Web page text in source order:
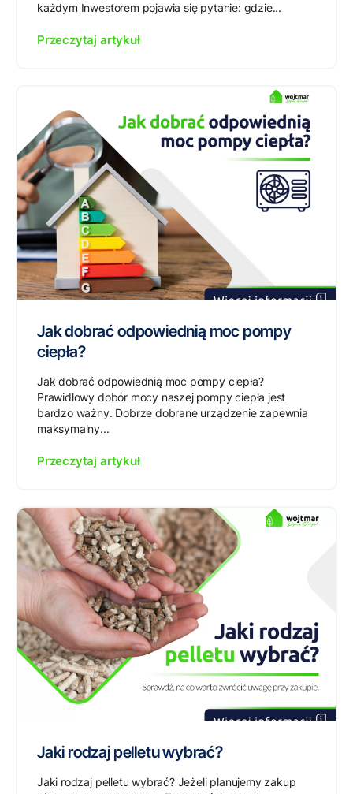
każdym Inwestorem pojawia się pytanie: gdzie...
Przeczytaj artykuł
Jak dobrać odpowiednią moc pompy
ciepła?
Jak dobrać odpowiednią moc pompy ciepła?
Prawidłowy dobór mocy naszej pompy ciepła jest
bardzo ważny. Dobrze dobrane urządzenie zapewnia
maksymalny...
Przeczytaj artykuł
Jaki rodzaj pelletu wybrać?
Jaki rodzaj pelletu wybrać? Jeżeli planujemy zakup